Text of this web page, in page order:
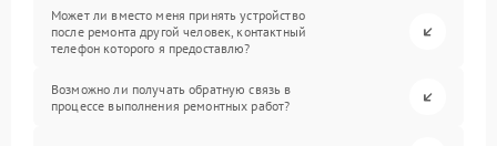
Может ли вместо меня принять устройство
после ремонта другой человек, контактный
телефон которого я предоставлю?
Возможно ли получать обратную связь в
процессе выполнения ремонтных работ?